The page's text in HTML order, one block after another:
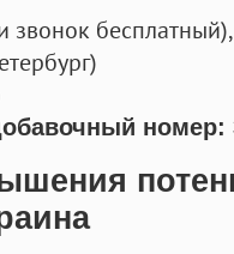
звонок бесплатный),
номер: